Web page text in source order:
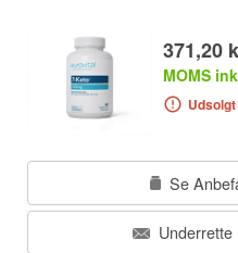
371,20
MOMS
Udsolgt
Se